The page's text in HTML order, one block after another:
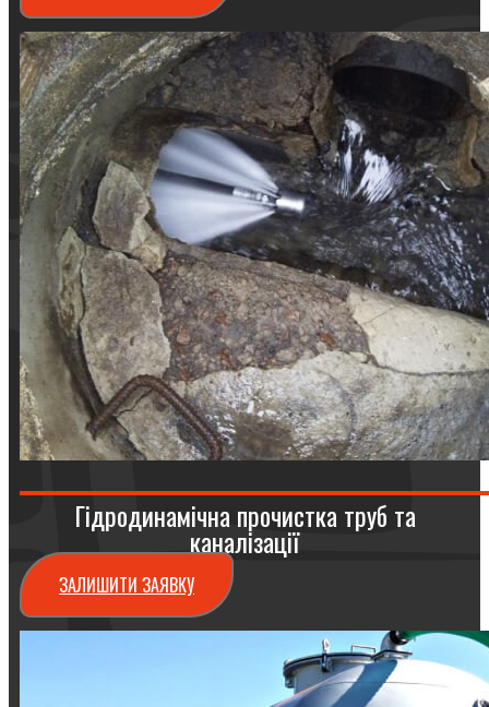
Гідродинамічна прочистка труб та
каналізації
ЗАЛИШИТИ ЗАЯВКУ